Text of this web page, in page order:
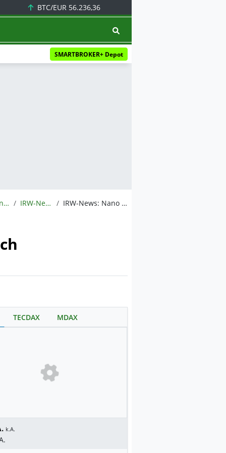
BTC/EUR 56.236,36
SMARTBROKER+ Depot
Meldungen IRW-News IRW-News: Nano One Materials Corp.: Nano One sichert sich elftes neues Patent im Jahr 2024
TECDAX MDAX
k.A.